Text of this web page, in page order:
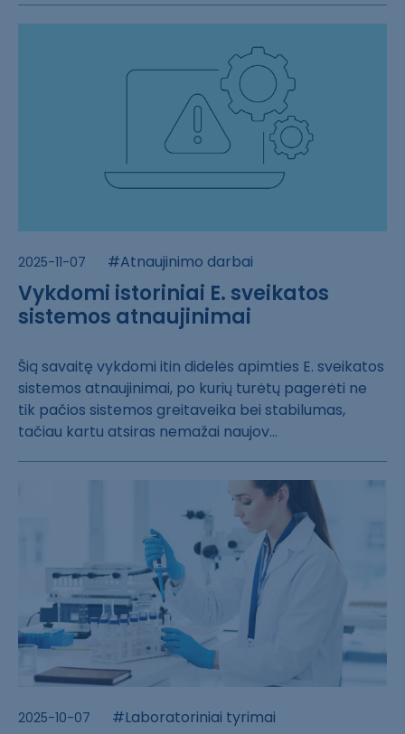
2025-11-07 #Atnaujinimo darbai
Vykdomi istoriniai E. sveikatos
sistemos atnaujinimai
Šią savaitę vyk​domi itin didel​ės apimties E. ​sveikatos
siste​mos atnaujinima​i, po kurių tur​ėtų pagerėti ne​
tik pačios sis​temos greitavei​ka bei stabilum​as,
tačiau kart​u atsiras nemaž​ai naujov...
2025-10-07 #Laboratoriniai tyrimai